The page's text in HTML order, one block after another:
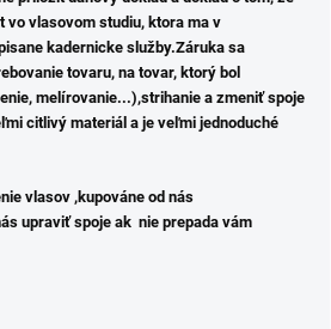
vo vlasovom studiu, ktora ma v
kadernicke služby.Záruka sa
tovaru, na tovar, ktorý bol
melírovanie...),strihanie a zmeniť spoje
citlivý materiál a je veľmi jednoduché
vlasov ,kupováne od nás
upraviť spoje ak nie prepada vám